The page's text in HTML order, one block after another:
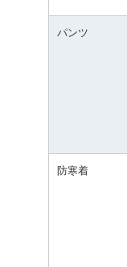
パンツ
防寒着